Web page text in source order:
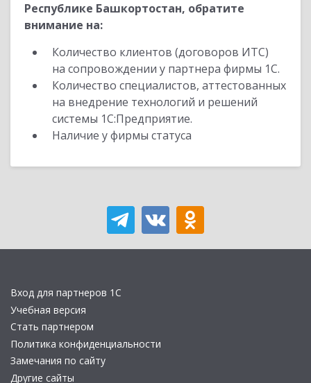
Республике Башкортостан, обратите
внимание на:
Количество клиентов (договоров ИТС)
на сопровождении у партнера фирмы 1С.
Количество специалистов, аттестованных
на внедрение технологий и решений
системы 1С:Предприятие.
Наличие у фирмы статуса
Вход для партнеров 1С
Учебная версия
Стать партнером
Политика конфиденциальности
Замечания по сайту
Другие сайты